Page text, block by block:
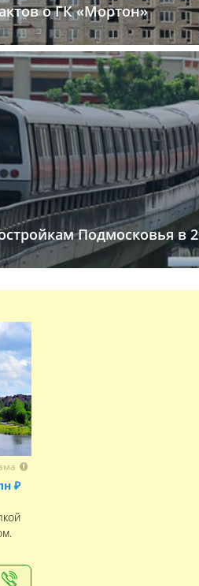
о ГК «Мортон»
Подмосковья в
₽